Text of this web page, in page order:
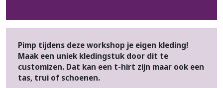
Pimp tijdens deze workshop je eigen kleding!
Maak een uniek kledingstuk door dit te
customizen. Dat kan een t-hirt zijn maar ook een
tas, trui of schoenen.